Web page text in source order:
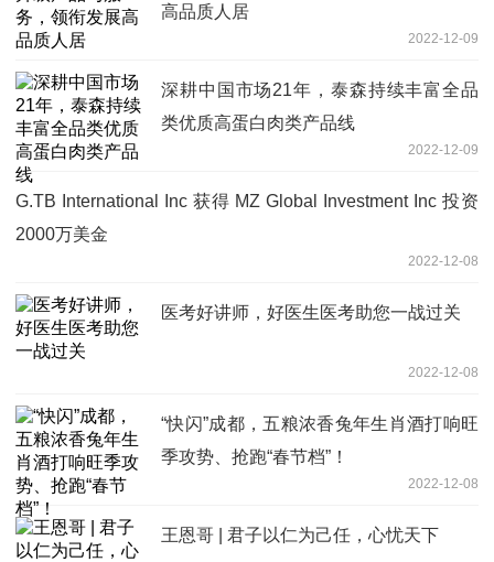
高品质人居
2022-12-09
深耕中国市场21年，泰森持续丰富全品
类优质高蛋白肉类产品线
2022-12-09
G.TB International Inc 获得 MZ Global Investment Inc 投资
2000万美金
2022-12-08
医考好讲师，好医生医考助您一战过关
2022-12-08
“快闪”成都，五粮浓香兔年生肖酒打响旺
季攻势、抢跑“春节档”！
2022-12-08
王恩哥 | 君子以仁为己任，心忧天下